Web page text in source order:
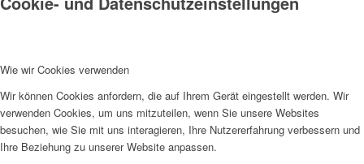
Wie wir Cookies verwenden
Wir können Cookies anfordern, die auf Ihrem Gerät eingestellt werden. Wir
verwenden Cookies, um uns mitzuteilen, wenn Sie unsere Websites
besuchen, wie Sie mit uns interagieren, Ihre Nutzererfahrung verbessern und
Ihre Beziehung zu unserer Website anpassen.